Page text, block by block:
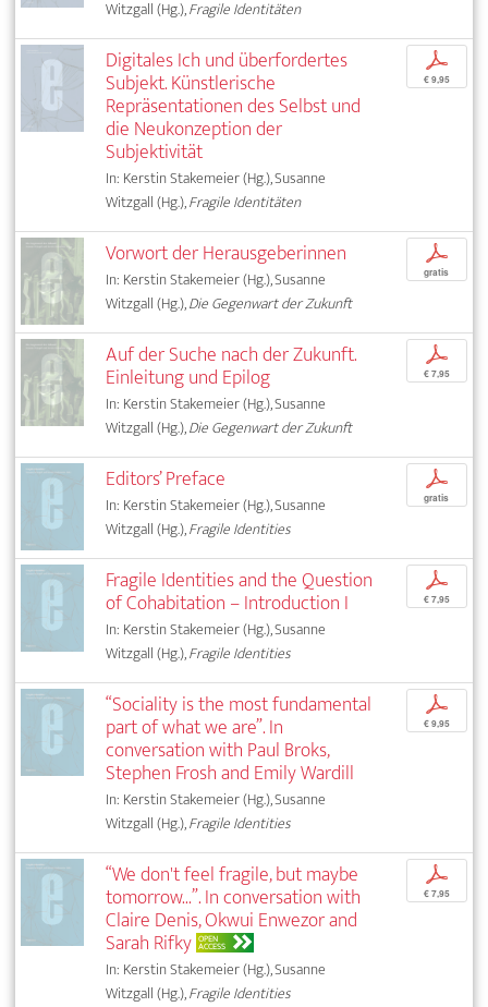
Witzgall (Hg.),Fragile Identitäten
Digitales Ich und überfordertes
Subjekt. Künstlerische
Repräsentationen des Selbst und
die Neukonzeption der
Subjektivität
In: Kerstin Stakemeier (Hg.), Susanne
Witzgall (Hg.),Fragile Identitäten
p
€ 9,95
Vorwort der Herausgeberinnen
In: Kerstin Stakemeier (Hg.), Susanne
Witzgall (Hg.),Die Gegenwart der Zukunft
p
gratis
Auf der Suche nach der Zukunft.
Einleitung und Epilog
In: Kerstin Stakemeier (Hg.), Susanne
Witzgall (Hg.),Die Gegenwart der Zukunft
p
€ 7,95
Editors’ Preface
In: Kerstin Stakemeier (Hg.), Susanne
Witzgall (Hg.),Fragile Identities
p
gratis
Fragile Identities and the Question
of Cohabitation – Introduction I
In: Kerstin Stakemeier (Hg.), Susanne
Witzgall (Hg.),Fragile Identities
p
€ 7,95
“Sociality is the most fundamental
part of what we are”. In
conversation with Paul Broks,
Stephen Frosh and Emily Wardill
In: Kerstin Stakemeier (Hg.), Susanne
Witzgall (Hg.),Fragile Identities
p
€ 9,95
“We don't feel fragile, but maybe
tomorrow...”. In conversation with
Claire Denis, Okwui Enwezor and
Sarah Rifky OPEN
ACCESS
In: Kerstin Stakemeier (Hg.), Susanne
Witzgall (Hg.),Fragile Identities
p
€ 7,95